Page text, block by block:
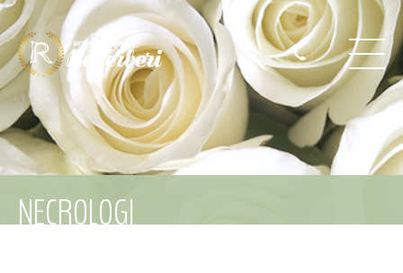
NECROLOGI